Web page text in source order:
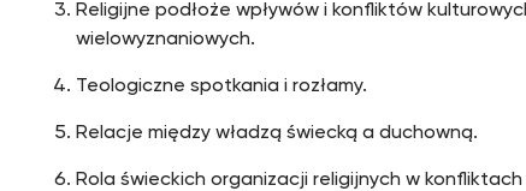
Religijne podłoże wpływów i konfliktów
wielowyznaniowych.
Teologiczne spotkania i rozłamy.
Relacje między władzą świecką a duchowną.
Rola świeckich organizacji religijnych w